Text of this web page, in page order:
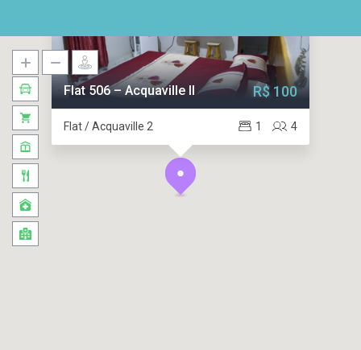
Flat 506 – Acquaville II
Flat / Acquaville 2 4
1
R$ 100